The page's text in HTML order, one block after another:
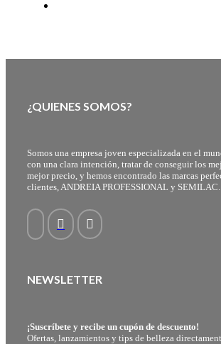
¿QUIENES SOMOS?
Somos una empresa joven especializada en el
con una clara intención, tratar de conseguir los
mejor precio, y hemos encontrado las marcas
clientes, ANDREIA PROFESSIONAL y SEMILAC.
NEWSLETTER
¡Suscríbete y recibe un cupón de descuento!
Ofertas, lanzamientos y tips de belleza